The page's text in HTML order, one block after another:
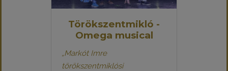
Törökszentmikló -
Omega musical
„Markót Imre
törökszentmiklósi